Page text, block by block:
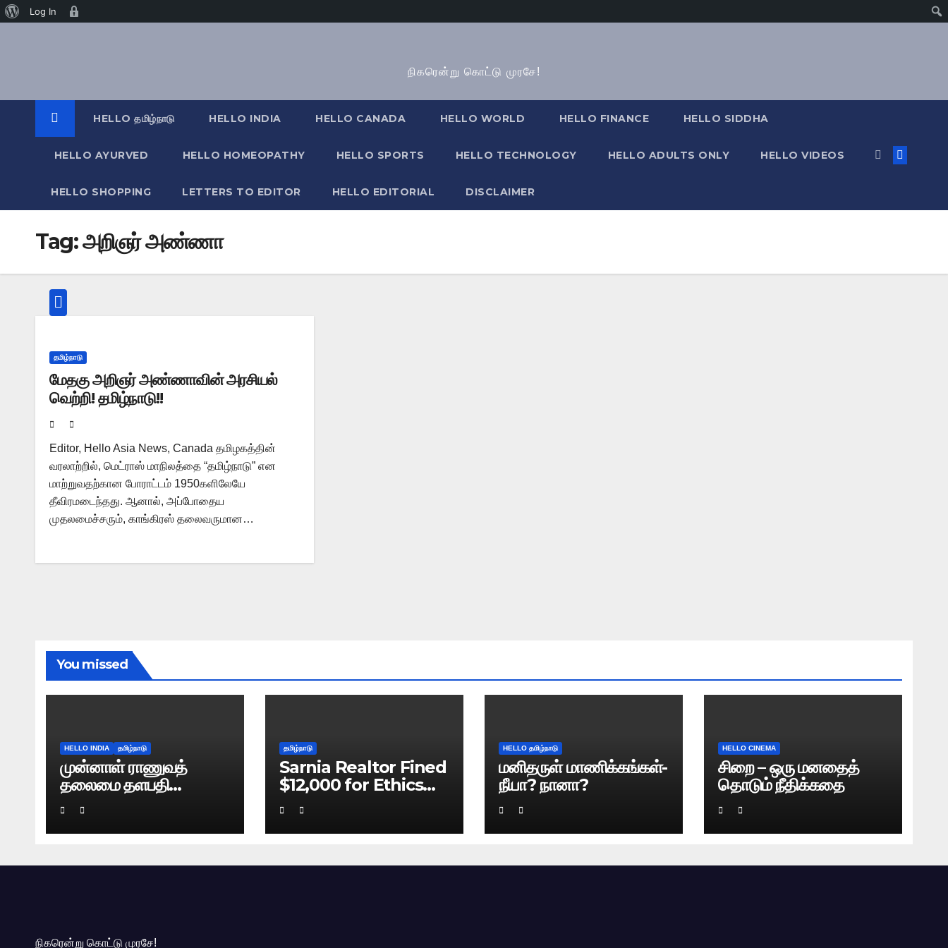
வேர்ட்பிரஸ்
Log In
நிகரென்று கொட்டு முரசே!
HELLO தமிழ்நாடு HELLO INDIA HELLO CANADA HELLO WORLD HELLO FINANCE HELLO SIDDHA
HELLO AYURVED HELLO HOMEOPATHY HELLO SPORTS HELLO TECHNOLOGY HELLO ADULTS ONLY HELLO VIDEOS
HELLO SHOPPING LETTERS TO EDITOR HELLO EDITORIAL DISCLAIMER
Tag:அறிஞர் அண்ணா
தமிழ்நாடு
மேதகு அறிஞர் அண்ணாவின் அரசியல்
வெற்றி! தமிழ்நாடு!!
Editor, Hello Asia News, Canada தமிழகத்தின்
வரலாற்றில், மெட்ராஸ் மாநிலத்தை “தமிழ்நாடு” என
மாற்றுவதற்கான போராட்டம் 1950களிலேயே
தீவிரமடைந்தது. ஆனால், அப்போதைய
முதலமைச்சரும், காங்கிரஸ் தலைவருமான…
You missed
HELLO INDIA தமிழ்நாடு
முன்னாள் ராணுவத்
தலைமை தளபதி
நரவணேயின் புத்தகம்
கசிவு: டெல்லி போலிஸ்
வழக்குப் பதிவு!
தமிழ்நாடு
Sarnia Realtor Fined
$12,000 for Ethics
Breach
HELLO தமிழ்நாடு
மனிதருள் மாணிக்கங்கள்-
நீயா? நானா?
HELLO CINEMA
சிறை – ஒரு மனதைத்
தொடும் நீதிக்கதை
நிகரென்று கொட்டு முரசே!